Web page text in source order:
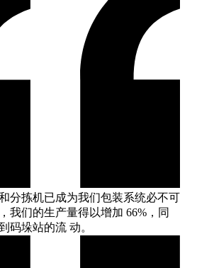
分拣机已成为我们包装系统必不可
我们的生产量得以增加 66%，同
码垛站的流 动。